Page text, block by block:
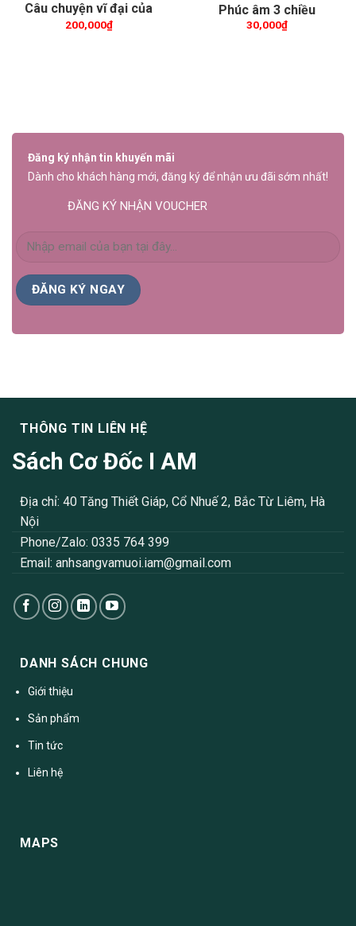
Câu chuyện vĩ đại của
Kinh Thánh
200,000₫
Phúc âm 3 chiều
30,000₫
Đăng ký nhận tin khuyến mãi
Dành cho khách hàng mới, đăng ký để nhận ưu đãi sớm nhất!
ĐĂNG KÝ NHẬN VOUCHER
THÔNG TIN LIÊN HỆ
Sách Cơ Đốc I AM
Địa chỉ: 40 Tăng Thiết Giáp, Cổ Nhuế 2, Bắc Từ Liêm, Hà
Nội
Phone/Zalo: 0335 764 399
Email: anhsangvamuoi.iam@gmail.com
DANH SÁCH CHUNG
Giới thiệu
Sản phẩm
Tin tức
Liên hệ
MAPS